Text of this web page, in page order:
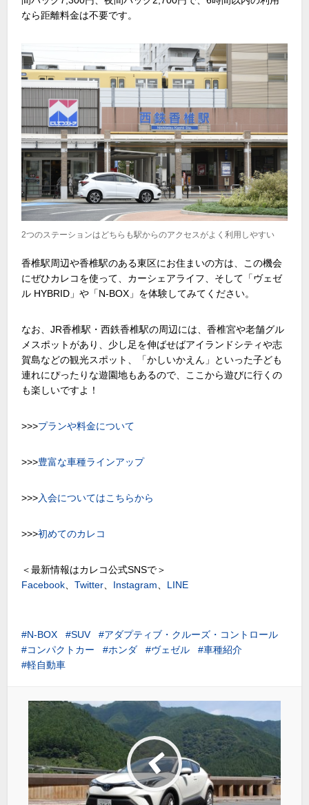
なら距離料金は不要です。
2つのステーションはどちらも駅からのアクセスがよく利用しやすい
香椎駅周辺や香椎駅のある東区にお住まいの方は、この機会
にぜひカレコを使って、カーシェアライフ、そして「ヴェゼ
ル HYBRID」や「N-BOX」を体験してみてください。
なお、JR香椎駅・西鉄香椎駅の周辺には、香椎宮や老舗グル
メスポットがあり、少し足を伸ばせばアイランドシティや志
賀島などの観光スポット、「かしいかえん」といった子ども
連れにぴったりな遊園地もあるので、ここから遊びに行くの
も楽しいですよ！
>>>プランや料金について
>>>豊富な車種ラインアップ
>>>入会についてはこちらから
>>>初めてのカレコ
＜最新情報はカレコ公式SNSで＞
Facebook 、Twitter Instagram LINE
N-BOX SUV
アダプティブ・クルーズ・コントロール
コンパクトカー
ホンダ ヴェゼル
車種紹介
軽自動車